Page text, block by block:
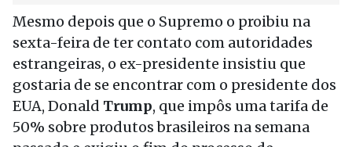
Mesmo depois que o Supremo o proibiu na
sexta-feira de ter contato com autoridades
estrangeiras, o ex-presidente insistiu que
gostaria de se encontrar com o presidente dos
EUA, Donald Trump, que impôs uma tarifa de
50% sobre produtos brasileiros na semana